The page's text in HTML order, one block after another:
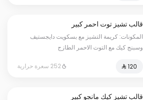
قالب تشيز توت احمر كبير
المكونات: كريمة التشيز مع بسكويت دايجستيف
وسبنج كيك مع التوت الاحمر الطازج
252 سعرة حرارية
قالب تشيز كيك مانجو كبير